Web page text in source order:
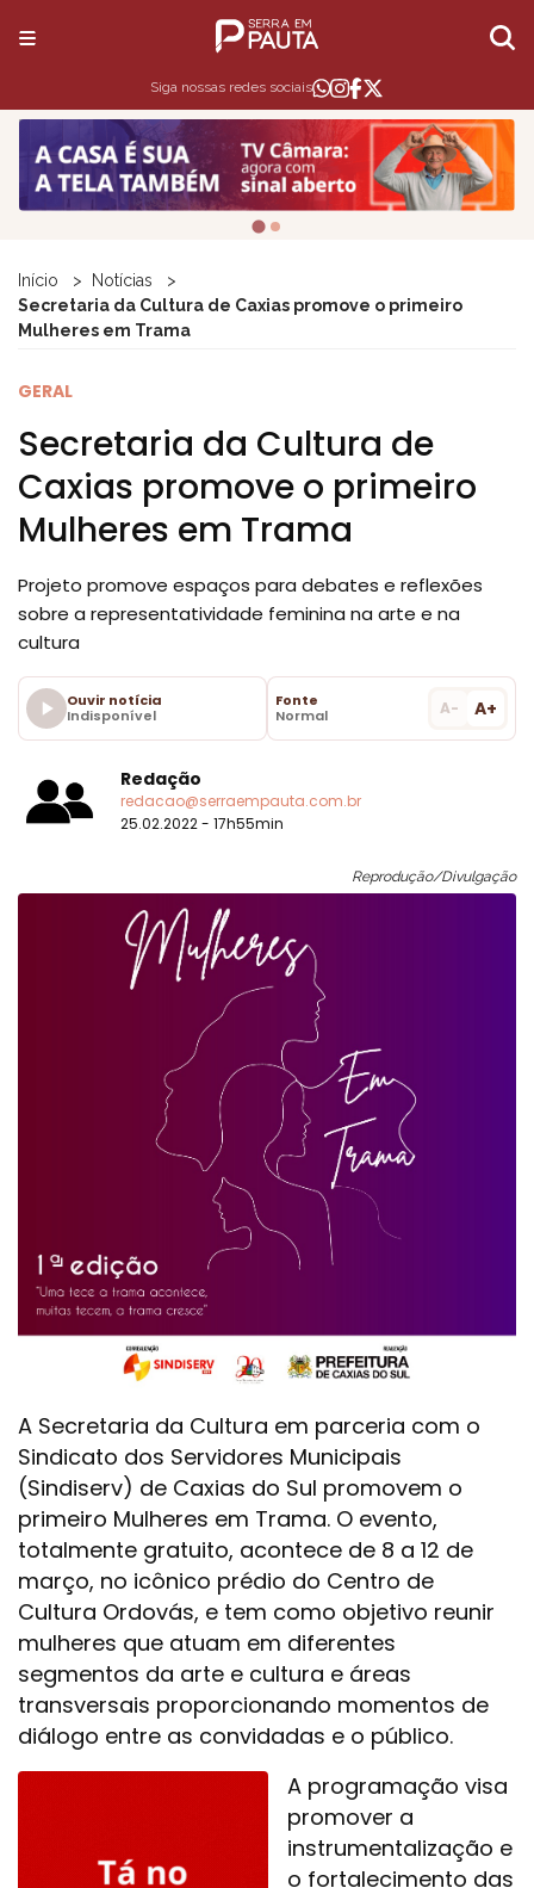
Siga nossas redes sociais
Início
Notícias
Secretaria da Cultura de Caxias promove o primeiro
Mulheres em Trama
GERAL
Secretaria da Cultura de
Caxias promove o primeiro
Mulheres em Trama
Projeto promove espaços para debates e reflexões
sobre a representatividade feminina na arte e na
cultura
Ouvir notícia
Indisponível
Fonte
Normal
A- A+
Redação
redacao@serraempauta.com.br
25.02.2022 - 17h55min
Reprodução/Divulgação
A Secretaria da Cultura em parceria com o
Sindicato dos Servidores Municipais
(Sindiserv) de Caxias do Sul promovem o
primeiro Mulheres em Trama. O evento,
totalmente gratuito, acontece de 8 a 12 de
março, no icônico prédio do Centro de
Cultura Ordovás, e tem como objetivo reunir
mulheres que atuam em diferentes
segmentos da arte e cultura e áreas
transversais proporcionando momentos de
diálogo entre as convidadas e o público.
A programação visa
promover a
instrumentalização e
o fortalecimento das